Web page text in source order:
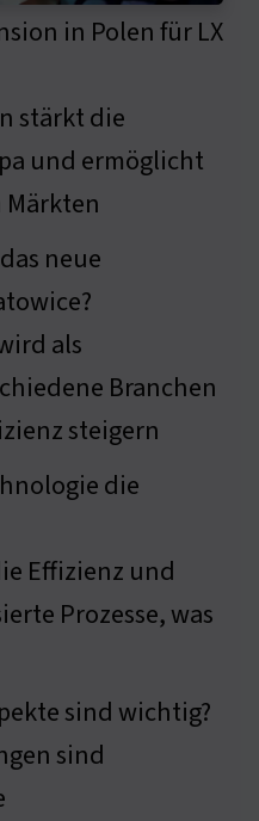
in Polen für LX
stärkt die
und ermöglicht
neue
als
Branchen
steigern
die
Effizienz und
Prozesse, was
sind wichtig?
sind